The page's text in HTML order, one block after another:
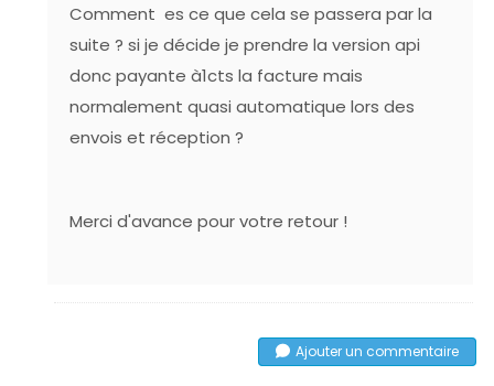
Comment es ce que cela se passera par la
suite ? si je décide je prendre la version api
donc payante à1cts la facture mais
normalement quasi automatique lors des
envois et réception ?
Merci d'avance pour votre retour !
Ajouter un commentaire